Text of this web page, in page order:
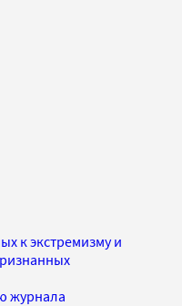
к экстремизму и
журнала